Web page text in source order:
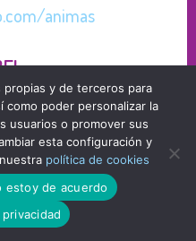
animas
iluminadas se esconden
y en la puerta de la
lanzan sus chemecos y
a las personas que
y cánticos.
y de terceros para
como poder personalizar la
usuarios o promover sus
esta configuración y
política de cookies
estoy de acuerdo